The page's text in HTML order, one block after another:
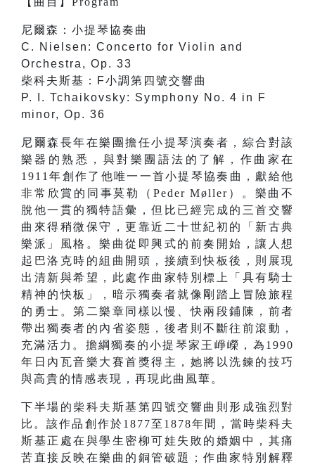
尼爾森：小提琴協奏曲
C. Nielsen: Concerto for Violin and
Orchestra, Op. 33
柴科夫斯基：F小調第四號交響曲
P. I. Tchaikovsky: Symphony No. 4 in F
minor, Op. 36
尼爾森長年在樂團擔任小提琴演奏者，綜合對該
樂器的熟悉，與對樂團語法的了解，作曲家在
1911年創作了他唯一一首小提琴協奏曲，獻給他
非常欣賞的同事莫勒（Peder Møller）。樂曲不
脫他一貫的獨特語彙，但比已經完成的三首交響
曲來得稍微保守，更靠近二十世紀初的「新古典
樂派」風格。樂曲從即興式的前奏開始，讓人想
起巴洛克時的組曲開頭，接續到快板後，則展現
出清新與希望，此處作曲家特別標上「具有騎士
精神的快板」，暗示獨奏者就像剛踏上冒險旅程
的勇士。第二樂章同樣以慢、快兩段鋪陳，前者
帶出獨奏者的內省姿態，後者則不斷往前滾動，
充滿活力。擔綱獨奏的小提琴家王崢嶸，為1990
年日內瓦音樂大賽首獎得主，她將以洗鍊的技巧
與高貴的情感表現，再現此曲風華。
下半場的柴科夫斯基第四號交響曲則形成強烈對
比。該作品創作於1877至1878年間，當時柴科夫
斯基正處在與學生密柳可娃失敗的婚姻中，其痛
苦直接反映在樂曲的銅管破題；作曲家特別解釋